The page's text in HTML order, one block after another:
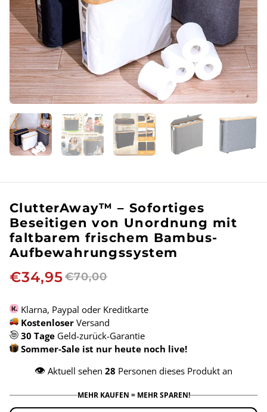
ClutterAway™ – Sofortiges
Beseitigen von Unordnung mit
faltbarem frischem Bambus-
Aufbewahrungssystem
€34,95€70,00
Klarna, Paypal oder Kreditkarte
Kostenloser Versand
30 Tage Geld-zurück-Garantie
Sommer-Sale ist nur heute noch live!
👁️ Aktuell sehen 28 Personen dieses Produkt an
MEHR KAUFEN = MEHR SPAREN!